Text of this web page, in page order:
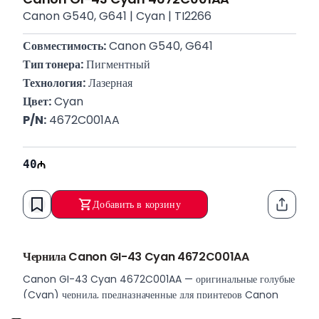
Canon G540, G641 | Cyan | TI2266
Совместимость: Canon G540, G641
Тип тонера: Пигментный
Технология: Лазерная
Цвет: Cyan
P/N: 4672C001AA
40
Добавить в корзину
Чернила Canon GI-43 Cyan 4672C001AA
Canon GI-43 Cyan 4672C001AA — оригинальные голубые
(Cyan) чернила, предназначенные для принтеров Canon